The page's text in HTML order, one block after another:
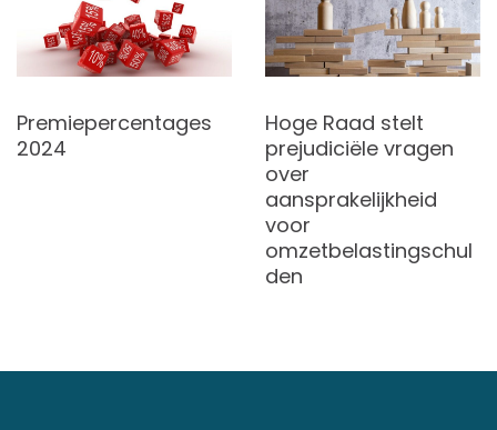
Premiepercentages
2024
Hoge Raad stelt
prejudiciële vragen
over
aansprakelijkheid
voor
omzetbelastingschul
den